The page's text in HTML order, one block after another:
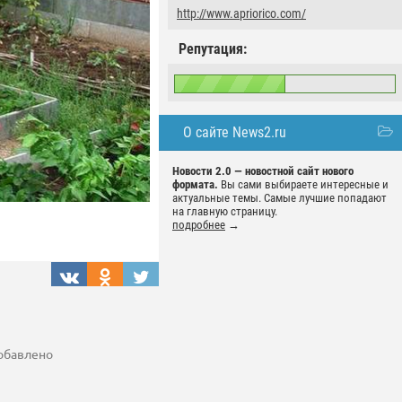
http://www.apriorico.com/
Репутация:
О сайте News2.ru
Новости 2.0 — новостной сайт нового
формата. Вы сами выбираете интересные и
актуальные темы. Самые лучшие попадают
на главную страницу.
подробнее →